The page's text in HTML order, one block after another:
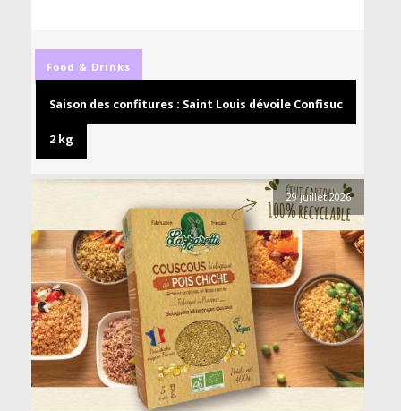
Food & Drinks
Saison des confitures : Saint Louis dévoile Confisuc
2 kg
29 juillet 2026